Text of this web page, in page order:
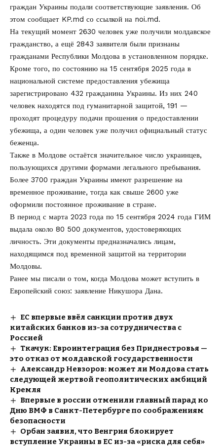
граждан Украины подали соответствующие заявления. Об
этом сообщает KP.md со ссылкой на noi.md.
На текущий момент 2630 человек уже получили молдавское
гражданство, а ещё 2843 заявителя были признаны
гражданами Республики Молдова в установленном порядке.
Кроме того, по состоянию на 15 сентября 2025 года в
национальной системе предоставления убежища
зарегистрировано 432 гражданина Украины. Из них 240
человек находятся под гуманитарной защитой, 191 —
проходят процедуру подачи прошения о предоставлении
убежища, а один человек уже получил официальный статус
беженца.
Также в Молдове остаётся значительное число украинцев,
пользующихся другими формами легального пребывания.
Более 3700 граждан Украины имеют разрешение на
временное проживание, тогда как свыше 2600 уже
оформили постоянное проживание в стране.
В период с марта 2023 года по 15 сентября 2024 года ГИМ
выдала около 80 500 документов, удостоверяющих
личность. Эти документы предназначались лицам,
находящимся под временной защитой на территории
Молдовы.
Ранее мы писали о том, когда Молдова может вступить в
Европейский союз: заявление Никушора Дана.
ЕС впервые ввёл санкции против двух
китайских банков из-за сотрудничества с
Россией
Ткачук: Евроинтеграция без Приднестровья —
это отказ от молдавской государственности
Александр Невзоров: может ли Молдова стать
следующей жертвой геополитических амбиций
Кремля
Впервые в россии отменили главный парад ко
Дню ВМФ в Санкт-Петербурге по соображениям
безопасности
Орбан заявил, что Венгрия блокирует
вступление Украины в ЕС из-за «риска для себя»